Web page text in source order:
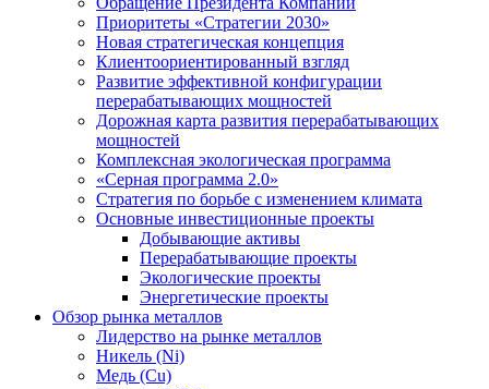
Приоритеты «Стратегии 2030»
Новая стратегическая концепция
Клиентоориентированный взгляд
Развитие эффективной конфигурации
перерабатывающих мощностей
Дорожная карта развития перерабатывающих
мощностей
Комплексная экологическая программа
«Серная программа 2.0»
Стратегия по борьбе с изменением климата
Основные инвестиционные проекты
Добывающие активы
Перерабатывающие проекты
Экологические проекты
Энергетические проекты
Обзор рынка металлов
Лидерство на рынке металлов
Никель (Ni)
Медь (Cu)